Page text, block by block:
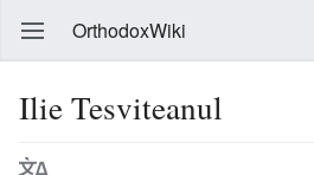
OrthodoxWiki
Ilie Tesviteanul